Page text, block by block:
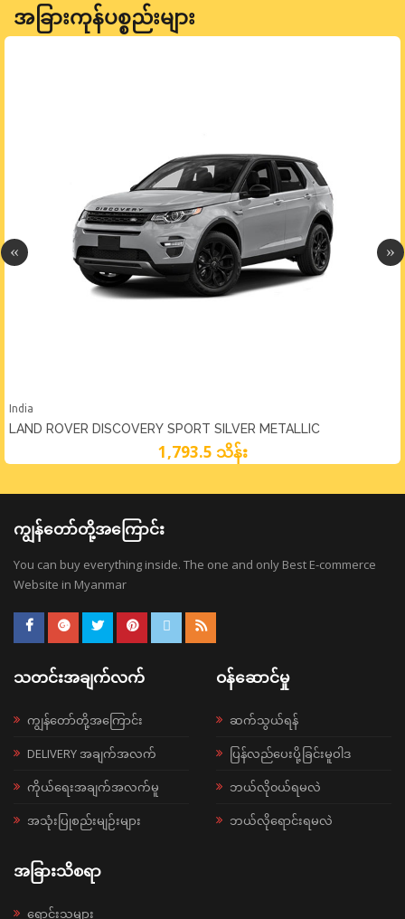
အခြားကုန်ပစ္စည်းများ
India
LAND ROVER DISCOVERY SPORT SILVER METALLIC
1,793.5 သိန်း
ကျွန်တော်တို့အကြောင်း
You can buy everything inside. The one and only Best E-commerce
Website in Myanmar
သတင်းအချက်လက်
ကျွန်တော်တို့အကြောင်း
DELIVERY အချက်အလက်
ကိုယ်ရေးအချက်အလက်မူ
အသုံးပြုစည်းမျဉ်းများ
ဝန်ဆောင်မှု
ဆက်သွယ်ရန်
ပြန်လည်ပေးပို့ခြင်းမူဝါဒ
ဘယ်လို၀ယ်ရမလဲ
ဘယ်လိုရောင်းရမလဲ
အခြားသိစရာ
ရောင်းသူများ